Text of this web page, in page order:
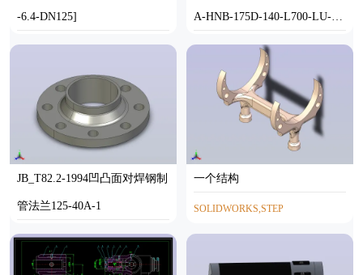
-6.4-DN125]
STEP
A-HNB-175D-140-L700-LU-Y-
P75-N3
STEP
JB_T82.2-1994凹凸面对焊钢制
管法兰125-40A-1
STEP
一个结构
SOLIDWORKS,STEP